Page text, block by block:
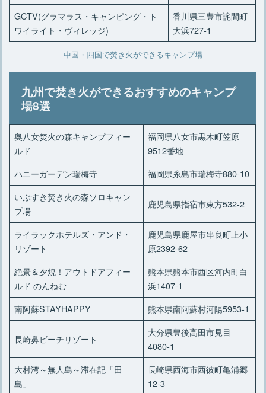
GCTV(グラマラス・キャンピング・ト
ワイライト・ヴィレッジ)
香川県三豊市詫間町
大浜727‐1
中国・四国で焚き火ができるキャンプ場
九州で焚き火ができるおすすめのキャンプ
場8選
奥八女焚火の森キャンプフィー
ルド
福岡県八女市黒木町笠原
9512番地
ハニーガーデン瑞梅寺
福岡県糸島市瑞梅寺880-10
いぶすき焚き火の森ソロキャン
プ場
鹿児島県指宿市東方532-2
ライラックホテルズ・アンド・
リゾート
鹿児島県鹿屋市串良町上小
原2392-62
絶景＆夕焼！アウトドアフィー
ルド のんねむ
熊本県熊本市西区河内町白
浜1407-1
南阿蘇STAYHAPPY
熊本県南阿蘇村河陽5953‐1
長崎鼻ビーチリゾート
大分県豊後高田市見目
4080‐1
大村湾～無人島～滞在記「田
島」
長崎県西海市西彼町亀浦郷
12-3